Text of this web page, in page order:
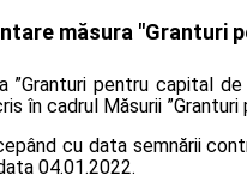
măsura
”Granturi pentru capital
în cadrul Măsurii
cu data semnării
04.01.2022.